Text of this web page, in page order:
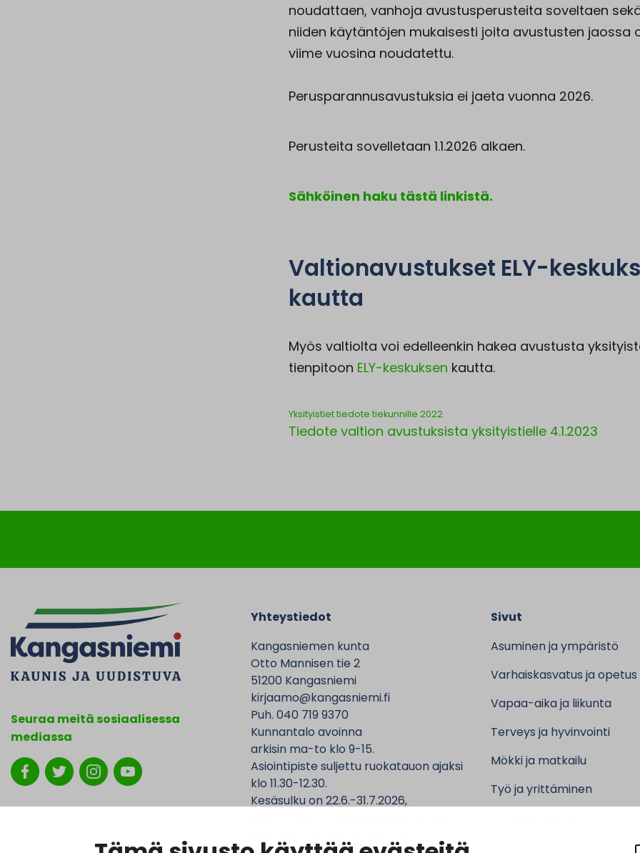
noudattaen, vanhoja avustusperusteita soveltaen
niiden käytäntöjen mukaisesti joita avustusten jaossa
viime vuosina noudatettu.
Perusparannusavustuksia ei jaeta vuonna 2026.
Perusteita sovelletaan 1.1.2026 alkaen.
Sähköinen haku tästä linkistä.
Valtionavustukset ELY-
kautta
Myös valtiolta voi edelleenkin hakea avustusta
tienpitoon ELY-keskuksen kautta.
Yksityistiet tiedote tiekunnille 2022
Tiedote valtion avustuksista yksityistielle 4.1.2023
Seuraa meitä sosiaalisessa
mediassa
Yhteystiedot
Kangasniemen kunta
Otto Mannisen tie 2
51200 Kangasniemi
kirjaamo@kangasniemi.fi
Puh. 040 719 9370
Kunnantalo avoinna
arkisin ma-to klo 9-15.
Asiointipiste suljettu ruokatauon ajaksi
klo 11.30-12.30.
Kesäsulku on 22.6.-31.7.2026,
Sivut
Asuminen ja ympäristö
Varhaiskasvatus ja opetus
Vapaa-aika ja liikunta
Terveys ja hyvinvointi
Mökki ja matkailu
Työ ja yrittäminen